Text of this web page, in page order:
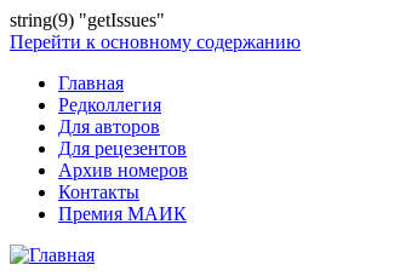
string(9) "getIssues"
Перейти к основному содержанию
Главная
Редколлегия
Для авторов
Для рецезентов
Архив номеров
Контакты
Премия МАИК